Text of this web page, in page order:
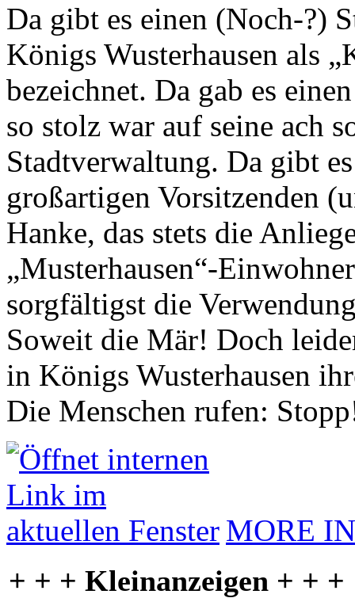
Da gibt es einen (Noch-?)
Königs Wusterhausen als
bezeichnet. Da gab es
so stolz war auf seine ach
Stadtverwaltung. Da gibt
großartigen Vorsitzenden
Hanke, das stets die
„Musterhausen“-
sorgfältigst die
Soweit die Mär! Doch
in Königs Wusterhausen
Die Menschen rufen:
MORE
+ + + Kleinanzeigen + + +